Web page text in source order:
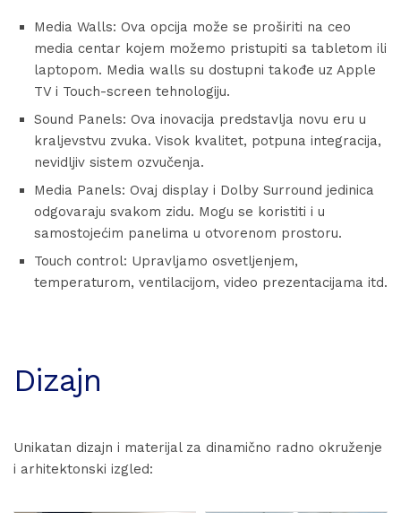
Media Walls: Ova opcija može se proširiti na ceo
media centar kojem možemo pristupiti sa tabletom ili
laptopom. Media walls su dostupni takođe uz Apple
TV i Touch-screen tehnologiju.
Sound Panels: Ova inovacija predstavlja novu eru u
kraljevstvu zvuka. Visok kvalitet, potpuna integracija,
nevidljiv sistem ozvučenja.
Media Panels: Ovaj display i Dolby Surround jedinica
odgovaraju svakom zidu. Mogu se koristiti i u
samostojećim panelima u otvorenom prostoru.
Touch control: Upravljamo osvetljenjem,
temperaturom, ventilacijom, video prezentacijama itd.
Dizajn
Unikatan dizajn i materijal za dinamično radno okruženje
i arhitektonski izgled: